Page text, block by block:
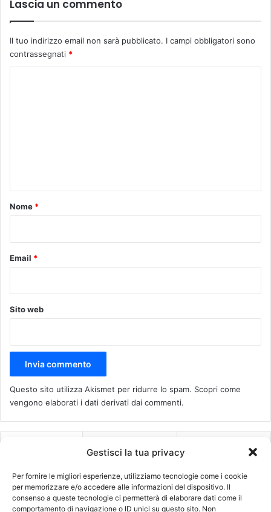
Gestisci la tua privacy
Per fornire le migliori esperienze, utilizziamo tecnologie come i cookie
per memorizzare e/o accedere alle informazioni del dispositivo. Il
consenso a queste tecnologie ci permetterà di elaborare dati come il
comportamento di navigazione o ID unici su questo sito. Non
Lascia un commento
Il tuo indirizzo email non sarà pubblicato. I campi obbligatori sono
contrassegnati *
o
Nome *
Email *
Sito web
Questo sito utilizza Akismet per ridurre lo spam. Scopri come
vengono elaborati i dati derivati dai commenti.
Più visitati
Come scegliere i migliori ricambi per
smartphone per una riparazione di